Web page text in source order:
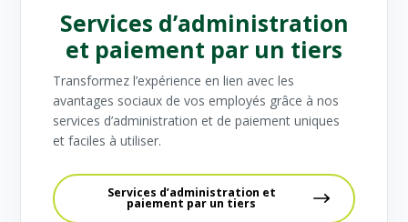
Services d’administration
et paiement par un tiers
Transformez l’expérience en lien avec les
avantages sociaux de vos employés grâce à nos
services d’administration et de paiement uniques
et faciles à utiliser.
Services d’administration et
paiement par un tiers